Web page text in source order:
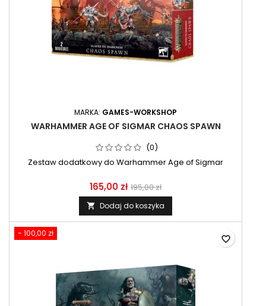
MARKA: GAMES-WORKSHOP
WARHAMMER AGE OF SIGMAR CHAOS SPAWN
(0)
Zestaw dodatkowy do Warhammer Age of Sigmar
165,00 zł 195,00 zł
 Dodaj do koszyka
- 100,00 zł
favorite_border